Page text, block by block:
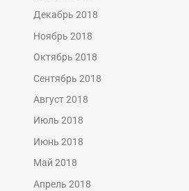
Декабрь 2018
Ноябрь 2018
Октябрь 2018
Сентябрь 2018
Август 2018
Июль 2018
Июнь 2018
Май 2018
Апрель 2018